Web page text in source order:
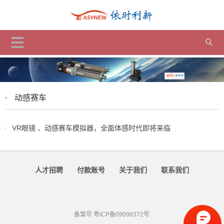
动感赛车
VR眼镜 、动感赛车模拟器，全面体感时代即将来临
人才招聘 付款账号 关于我们 联系我们
备案号粤ICP备09098372号